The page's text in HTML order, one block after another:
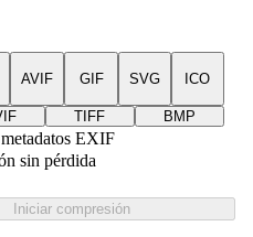
AVIF GIF SVG ICO
TIFF BMP
EXIF
sin pérdida
Iniciar compresión